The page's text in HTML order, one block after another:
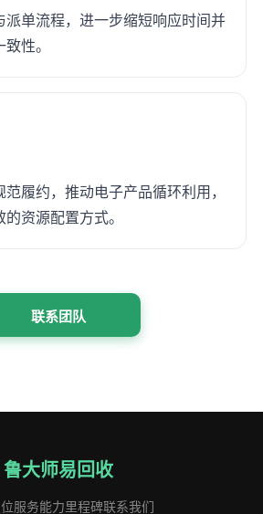
派单流程，进一步缩短响应时间并
性。
履约，推动电子产品循环利用，
资源配置方式。
联系团队
鲁大师易回收
服务能力里程碑联系我们